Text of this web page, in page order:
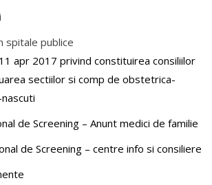
spitale publice
apr 2017 privind constituirea consiliilor
sectiilor si comp de obstetrica-
de Screening – Anunt medici de familie
de Screening – centre info si consiliere